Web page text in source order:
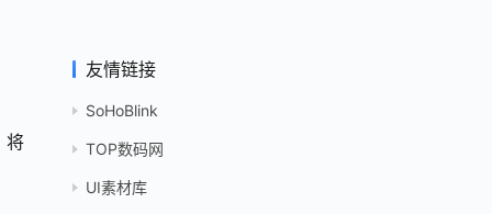
将
友情链接
SoHoBlink
TOP数码网
UI素材库